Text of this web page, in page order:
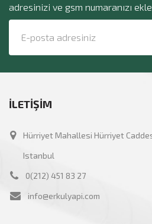
adresinizi ve gsm numaranızı
İLETİŞİM
Hürriyet Mahallesi Hürriyet
Istanbul
0(212) 451 83 27
info@erkulyapi.com